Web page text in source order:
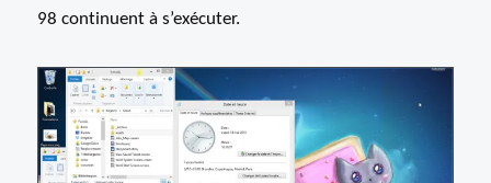
98 continuent à s’exécuter.